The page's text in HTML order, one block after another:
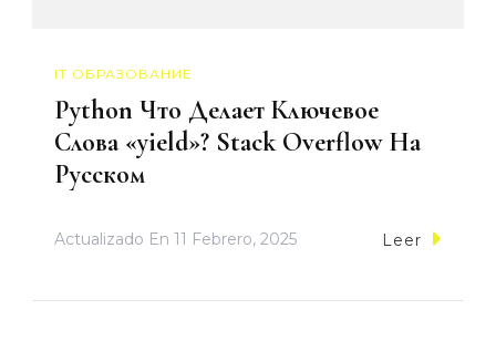
IT ОБРАЗОВАНИЕ
Python Что Делает Ключевое
Слова «yield»? Stack Overflow На
Русском
Actualizado En 11 Febrero, 2025 Leer